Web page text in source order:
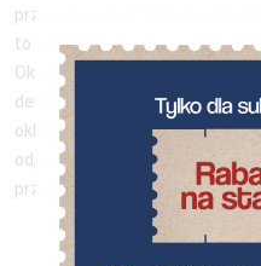
przesyłką i identyfikacją
to warto zachować w tym
Oklejenie przesyłek obcy
dekoracyjnych pełni również
oklejaniu naszych przesyłek
odpowiedni sposób możemy
przypadkowo nikt się nie